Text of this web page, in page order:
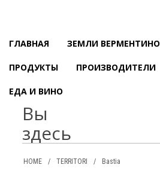
ГЛАВНАЯ ЗЕМЛИ ВЕРМЕНТИНО
ПРОДУКТЫ ПРОИЗВОДИТЕЛИ
ЕДА И ВИНО
Вы
здесь
HOME / TERRITORI / Bastia